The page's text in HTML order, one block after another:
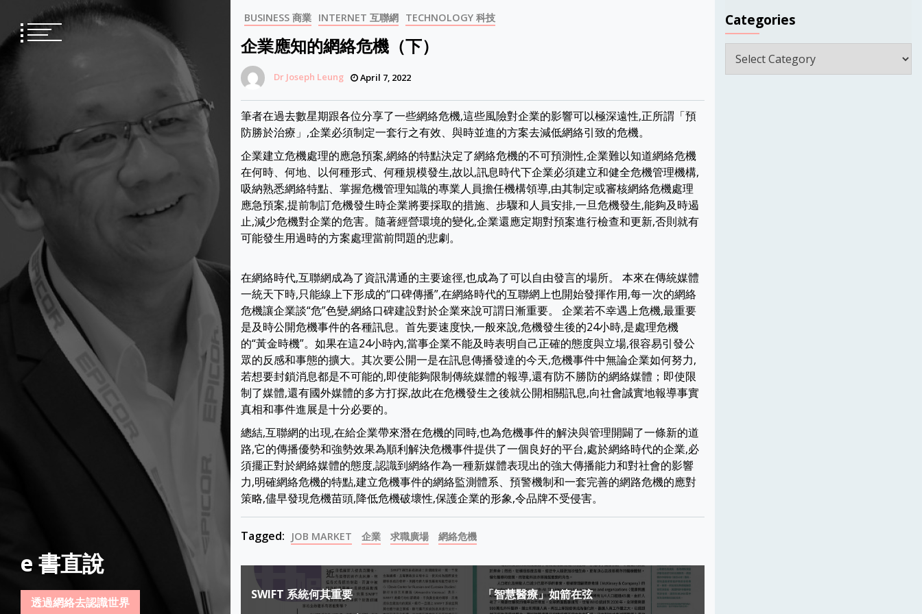
content
e 書直說
透過網絡去認識世界
BUSINESS 商業 INTERNET 互聯網 TECHNOLOGY 科技
企業應知的網絡危機（下）
Dr Joseph Leung April 7, 2022
筆者在過去數星期跟各位分享了一些網絡危機,這些風險對企業的影響可以極深遠性,正所謂「預
防勝於治療」,企業必須制定一套行之有效、與時並進的方案去減低網絡引致的危機。
企業建立危機處理的應急預案,網絡的特點決定了網絡危機的不可預測性,企業難以知道網絡危機
在何時、何地、以何種形式、何種規模發生,故以,訊息時代下企業必須建立和健全危機管理機構,
吸納熟悉網絡特點、掌握危機管理知識的專業人員擔任機構領導,由其制定或審核網絡危機處理
應急預案,提前制訂危機發生時企業將要採取的措施、步驟和人員安排,一旦危機發生,能夠及時遏
止,減少危機對企業的危害。隨著經營環境的變化,企業還應定期對預案進行檢查和更新,否則就有
可能發生用過時的方案處理當前問題的悲劇。
在網絡時代,互聯網成為了資訊溝通的主要途徑,也成為了可以自由發言的場所。 本來在傳統媒體
一統天下時,只能線上下形成的“口碑傳播”,在網絡時代的互聯網上也開始發揮作用,每一次的網絡
危機讓企業談“危”色變,網絡口碑建設對於企業來說可謂日漸重要。 企業若不幸遇上危機,最重要
是及時公開危機事件的各種訊息。首先要速度快,一般來說,危機發生後的24小時,是處理危機
的“黃金時機”。如果在這24小時內,當事企業不能及時表明自己正確的態度與立場,很容易引發公
眾的反感和事態的擴大。其次要公開一是在訊息傳播發達的今天,危機事件中無論企業如何努力,
若想要封鎖消息都是不可能的,即使能夠限制傳統媒體的報導,還有防不勝防的網絡媒體；即使限
制了媒體,還有國外媒體的多方打探,故此在危機發生之後就公開相關訊息,向社會誠實地報導事實
真相和事件進展是十分必要的。
總結,互聯網的出現,在給企業帶來潛在危機的同時,也為危機事件的解決與管理開闢了一條新的道
路,它的傳播優勢和強勢效果為順利解決危機事件提供了一個良好的平台,處於網絡時代的企業,必
須擺正對於網絡媒體的態度,認識到網絡作為一種新媒體表現出的強大傳播能力和對社會的影響
力,明確網絡危機的特點,建立危機事件的網絡監測體系、預警機制和一套完善的網路危機的應對
策略,儘早發現危機苗頭,降低危機破壞性,保護企業的形象,令品牌不受侵害。
Tagged: JOB MARKET 企業 求職廣場 網絡危機
Post
navigation
SWIFT 系統何其重要 「智慧醫療」如箭在弦
Categories
Categories